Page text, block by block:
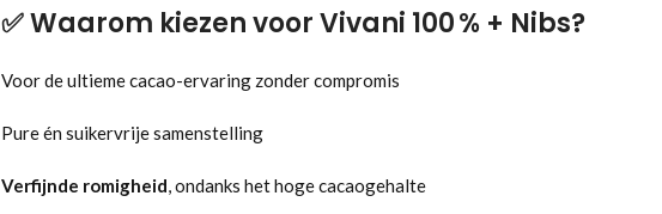
✅Waarom kiezen voor Vivani 100 % + Nibs?
Voor de ultieme cacao-ervaring zonder compromis
Pure én suikervrije samenstelling
Verfijnde romigheid , ondanks het hoge cacaogehalte